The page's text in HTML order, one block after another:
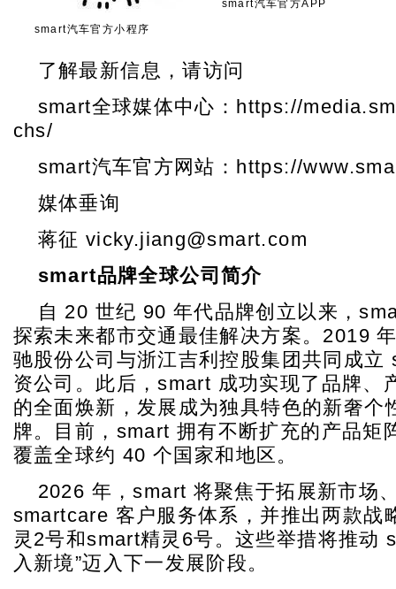
smart汽车官方小程序
smart汽车官方APP
了解最新信息，请访问
smart全球媒体中心：https://
chs/
smart汽车官方网站：https://
媒体垂询
蒋征 vicky.jiang@smart.com
smart品牌全球公司简介
自 20 世纪 90 年代品牌创立以来，
探索未来都市交通最佳解决方案。2019
驰股份公司与浙江吉利控股集团共同成立
资公司。此后，smart 成功实现了品牌、
的全面焕新，发展成为独具特色的新奢个
牌。目前，smart 拥有不断扩充的产品矩
覆盖全球约 40 个国家和地区。
2026 年，smart 将聚焦于拓展新市场
smartcare 客户服务体系，并推出两款战
灵2号和smart精灵6号。这些举措将推动
入新境”迈入下一发展阶段。